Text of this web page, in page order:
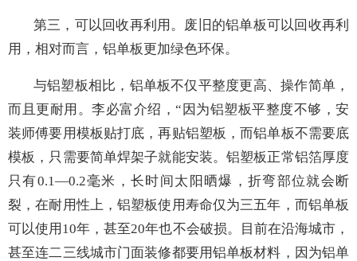
与玻璃、瓷砖、铝塑板相比，铝单板优势明显
从事铝单板行业二十 余年，李必富一直对铝单板产品
满怀信心。他认为，与玻璃、瓷砖、铝塑板幕墙材质相
比，铝单板明显优势。
与玻璃、瓷砖相比，铝单板具有三大优势：